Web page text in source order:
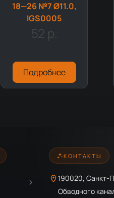
18—26 №7 Ø11.0,
IGS0005
52 р.
Подробнее
КОНТАКТЫ
190020, Санкт-
Обводного